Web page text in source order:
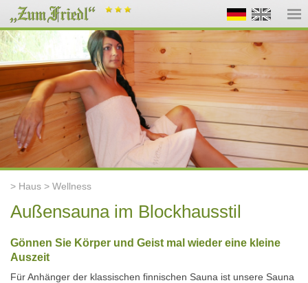
> Haus > Wellness
Außensauna im Blockhausstil
Gönnen Sie Körper und Geist mal wieder eine kleine
Auszeit
Für Anhänger der klassischen finnischen Sauna ist unsere Sauna